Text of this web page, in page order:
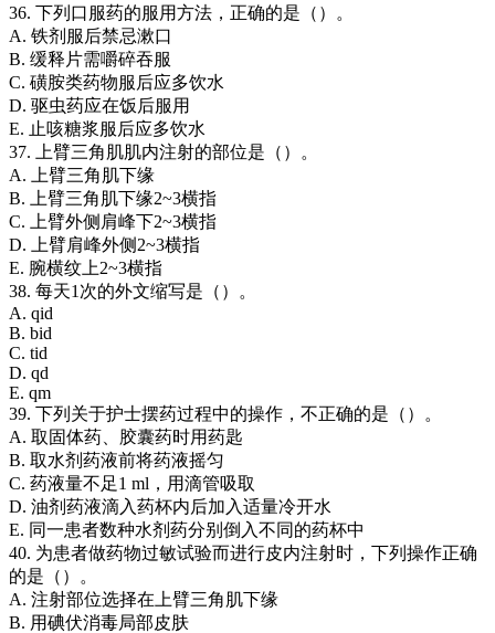
36. 下列口服药的服用方法，正确的是（）。
A. 铁剂服后禁忌漱口
B. 缓释片需嚼碎吞服
C. 磺胺类药物服后应多饮水
D. 驱虫药应在饭后服用
E. 止咳糖浆服后应多饮水
37. 上臂三角肌肌内注射的部位是（）。
A. 上臂三角肌下缘
B. 上臂三角肌下缘2~3横指
C. 上臂外侧肩峰下2~3横指
D. 上臂肩峰外侧2~3横指
E. 腕横纹上2~3横指
38. 每天1次的外文缩写是（）。
A. qid
B. bid
C. tid
D. qd
E. qm
39. 下列关于护士摆药过程中的操作，不正确的是（）。
A. 取固体药、胶囊药时用药匙
B. 取水剂药液前将药液摇匀
C. 药液量不足1 ml，用滴管吸取
D. 油剂药液滴入药杯内后加入适量冷开水
E. 同一患者数种水剂药分别倒入不同的药杯中
40. 为患者做药物过敏试验而进行皮内注射时，下列操作正确
的是（）。
A. 注射部位选择在上臂三角肌下缘
B. 用碘伏消毒局部皮肤